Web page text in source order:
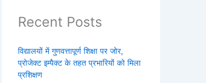
Recent Posts
विद्यालयों में गुणवत्तापूर्ण शिक्षा पर जोर,
प्रोजेक्ट इम्पैक्ट के तहत प्रभारियों को मिला
प्रशिक्षण